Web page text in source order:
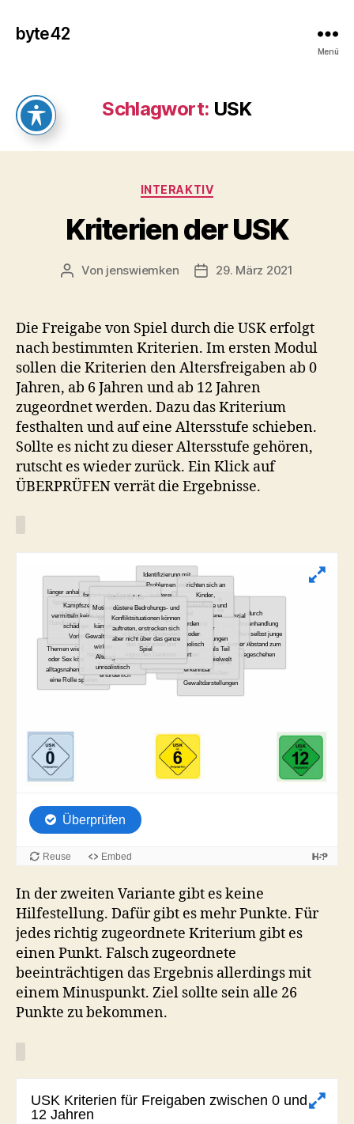
byte42
Menü
Schlagwort: USK
Kategorien
INTERAKTIV
Kriterien der USK
Beitragsautor
Von jenswiemken Veröffentlichungsdatum
29. März 2021
Die Freigabe von Spiel durch die USK erfolgt
nach bestimmten Kriterien. Im ersten Modul
sollen die Kriterien den Altersfreigaben ab 0
Jahren, ab 6 Jahren und ab 12 Jahren
zugeordnet werden. Dazu das Kriterium
festhalten und auf eine Altersstufe schieben.
Sollte es nicht zu dieser Altersstufe gehören,
rutscht es wieder zurück. Ein Klick auf
ÜBERPRÜFEN verrät die Ergebnisse.
In der zweiten Variante gibt es keine
Hilfestellung. Dafür gibt es mehr Punkte. Für
jedes richtig zugeordnete Kriterium gibt es
einen Punkt. Falsch zugeordnete
beeinträchtigen das Ergebnis allerdings mit
einem Minuspunkt. Ziel sollte sein alle 26
Punkte zu bekommen.